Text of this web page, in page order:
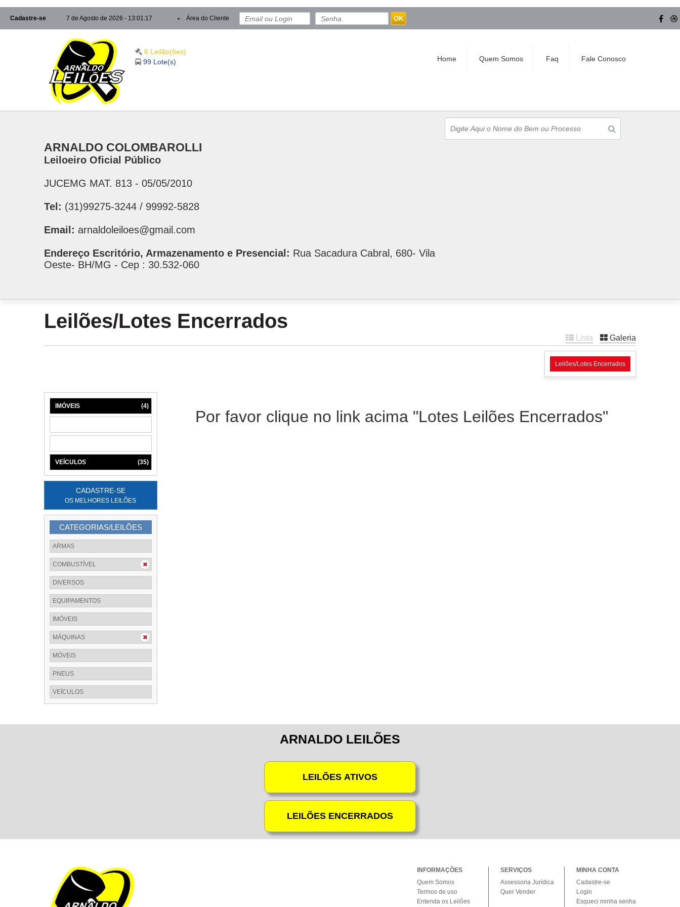
Cadastre-se 7 de Agosto de 2026 - 13:01:18 Área do Cliente OK
6 Leilão(ões)
99 Lote(s)
Home Quem Somos Faq Fale Conosco
ARNALDO COLOMBAROLLI
Leiloeiro Oficial Público
JUCEMG MAT. 813 - 05/05/2010
Tel: (31)99275-3244 / 99992-5828
Email: arnaldoleiloes@gmail.com
Endereço Escritório, Armazenamento e Presencial: Rua Sacadura Cabral, 680- Vila
Oeste- BH/MG - Cep : 30.532-060
Leilões/Lotes Encerrados
Lista Galeria
Leilões/Lotes Encerrados
IMÓVEIS (4)
VEÍCULOS (35)
CADASTRE-SE
OS MELHORES LEILÕES
CATEGORIAS/LEILÕES
ARMAS
COMBUSTÍVEL
DIVERSOS
EQUIPAMENTOS
IMÓVEIS
MÁQUINAS
MÓVEIS
PNEUS
VEÍCULOS
Por favor clique no link acima "Lotes Leilões Encerrados"
ARNALDO LEILÕES
INFORMAÇÕES
Quem Somos
Termos de uso
Entenda os Leilões
SERVIÇOS
Assessoria Jurídica
Quer Vender
MINHA CONTA
Cadastre-se
Login
Esqueci minha senha